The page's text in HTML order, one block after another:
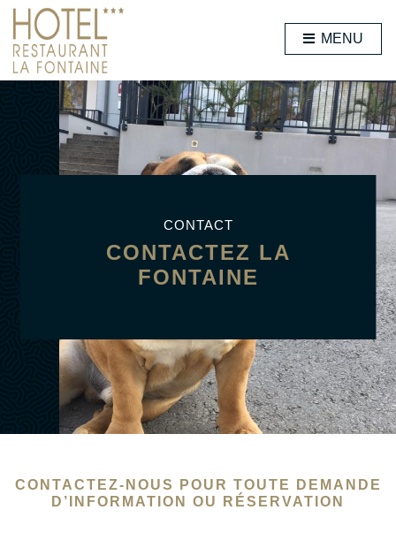
MENU
CONTACT
CONTACTEZ LA
FONTAINE
CONTACTEZ-NOUS POUR TOUTE DEMANDE
D’INFORMATION OU RÉSERVATION